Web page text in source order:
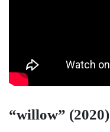
“willow” (2020)